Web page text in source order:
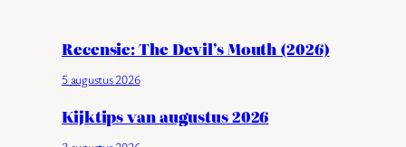
Recensie: The Devil’s Mouth (2026)
5 augustus 2026
Kijktips van augustus 2026